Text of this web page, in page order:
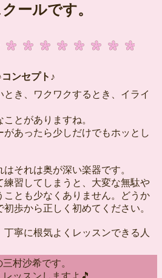
ールです。
コンセプト♪
とき、ワクワクするとき、イライ
とがありますね。
あったら少しだけでもホッとし
それは奥が深い楽器です。
習してしまうと、大変な無駄や
とも少なくありません。どうか
歩から正しく初めてください。
寧に根気よくレッスンできる人
村沙希です。